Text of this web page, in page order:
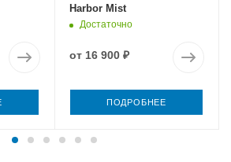
Harbor Mist
Достаточно
от 16 900 ₽
ПОДРОБНЕЕ